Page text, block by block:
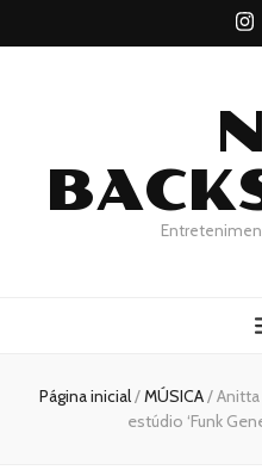
Página inicial/MÚSICA/Anitta
estúdio ‘Funk